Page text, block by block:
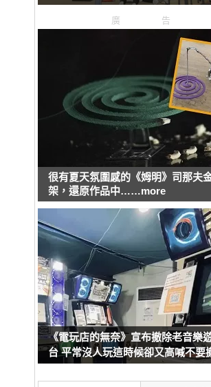
廣告
很有夏天氛圍感的《姆明》司那夫
架，還原作品中……more
《電玩店的無奈》宣布撤除老音樂
台 平常沒人玩這時候卻又高喊不要